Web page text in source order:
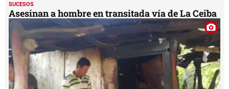
SUCESOS
Asesinan a hombre en transitada vía de La Ceiba